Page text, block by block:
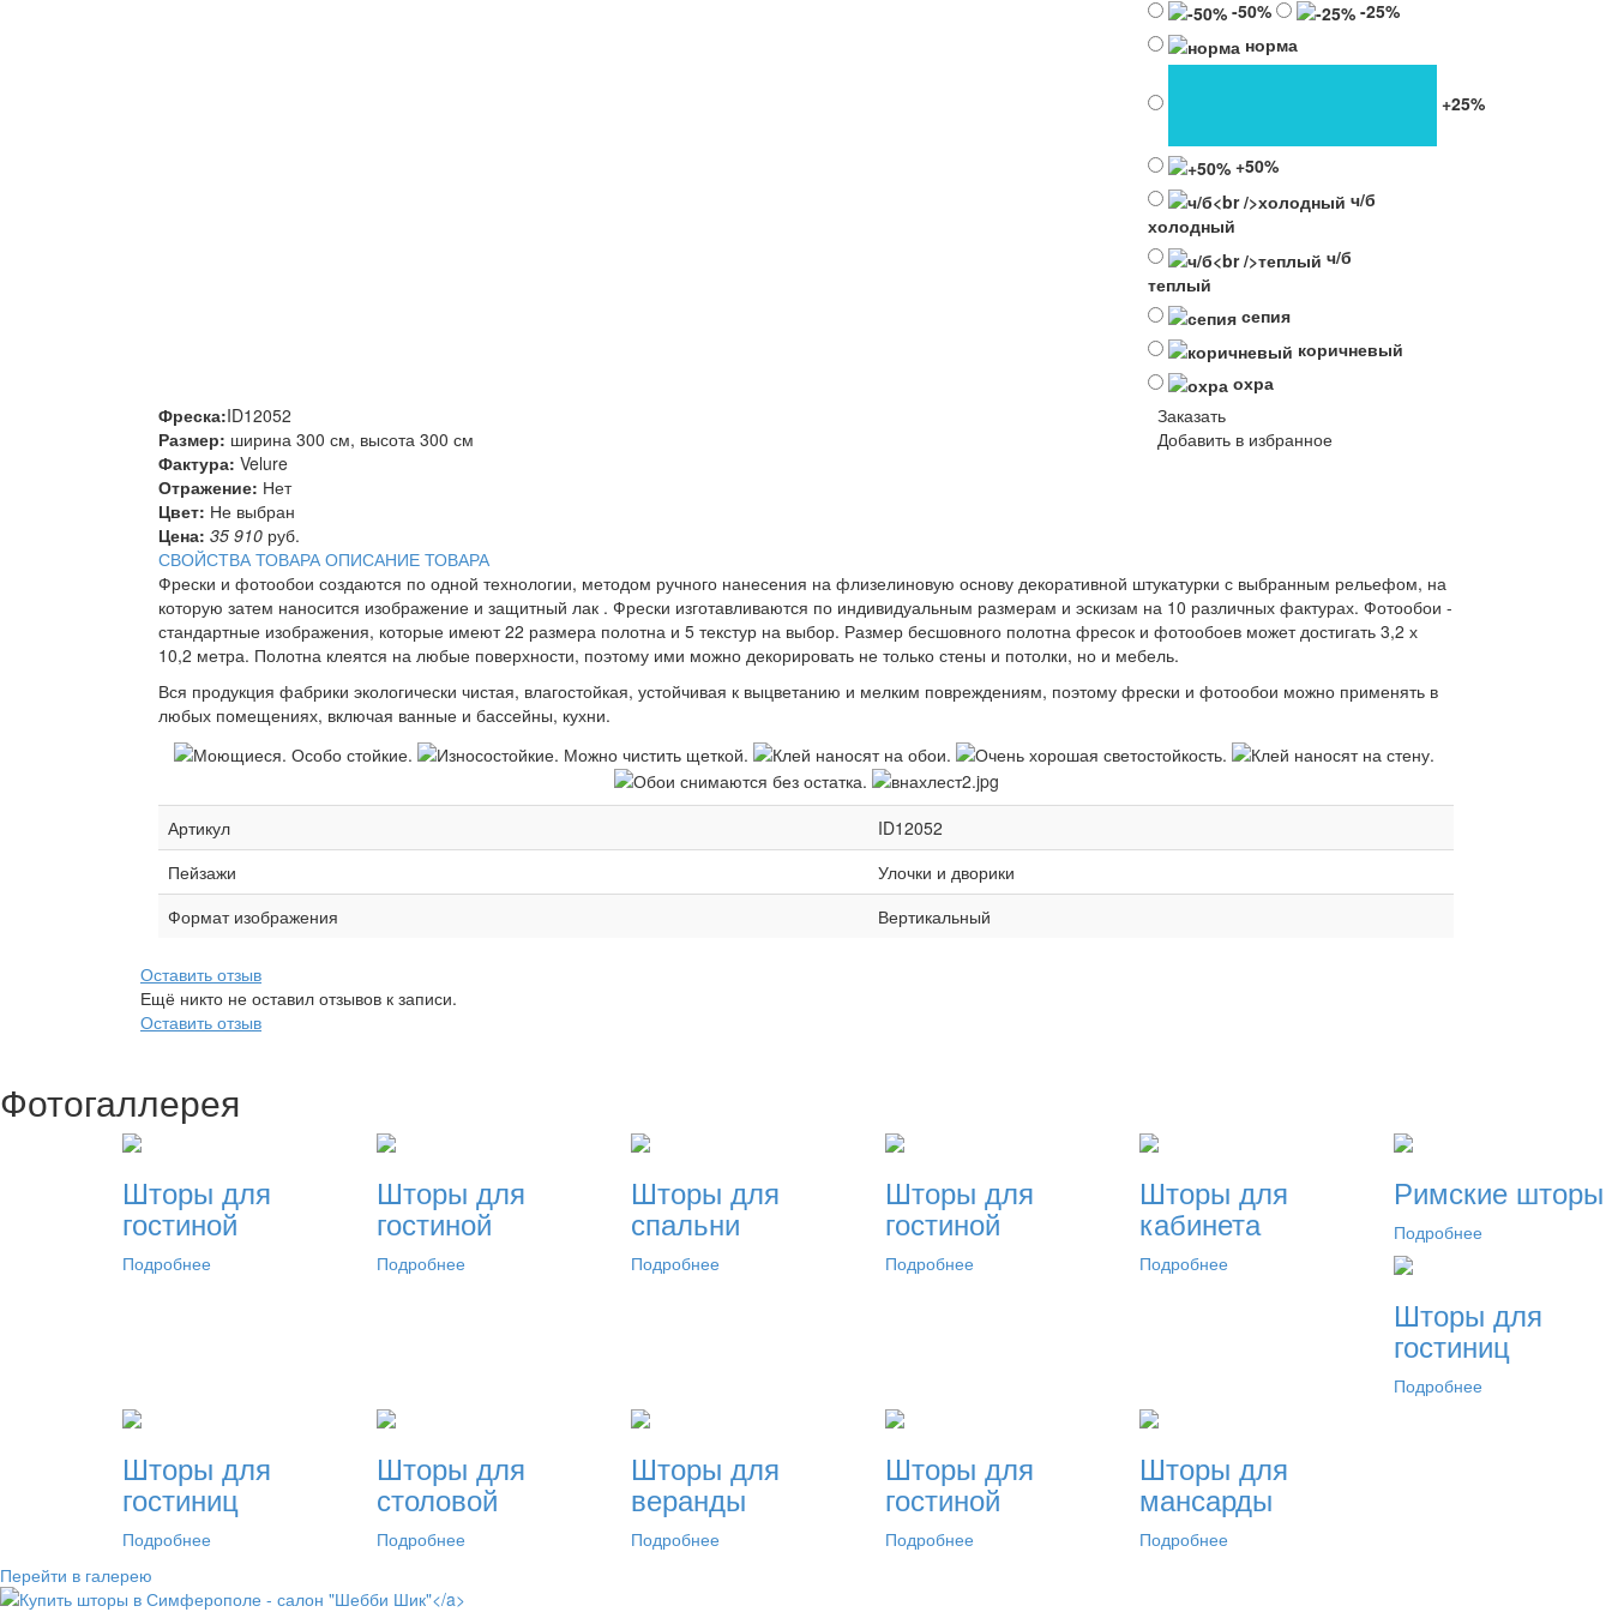
-50%
-25%
норма
+25%
+50%
ч/б
холодный
ч/б
теплый
сепия
коричневый
охра
Фреска:ID12052
Размер: ширина 300 см, высота 300 см
Фактура: Velure
Отражение: Нет
Цвет: Не выбран
Цена: 35 910 руб.
Заказать
Добавить в избранное
СВОЙСТВА ТОВАРА ОПИСАНИЕ ТОВАРА
Фрески и фотообои создаются по одной технологии, методом ручного нанесения на флизелиновую основу декоративной штукатурки с выбранным рельефом, на
которую затем наносится изображение и защитный лак . Фрески изготавливаются по индивидуальным размерам и эскизам на 10 различных фактурах. Фотообои -
стандартные изображения, которые имеют 22 размера полотна и 5 текстур на выбор. Размер бесшовного полотна фресок и фотообоев может достигать 3,2 х
10,2 метра. Полотна клеятся на любые поверхности, поэтому ими можно декорировать не только стены и потолки, но и мебель.
Вся продукция фабрики экологически чистая, влагостойкая, устойчивая к выцветанию и мелким повреждениям, поэтому фрески и фотообои можно применять в
любых помещениях, включая ванные и бассейны, кухни.
Артикул
ID12052
Пейзажи
Улочки и дворики
Формат изображения
Вертикальный
Оставить отзыв
Ещё никто не оставил отзывов к записи.
Оставить отзыв
Фотогаллерея
Шторы для
гостиной
Подробнее
Шторы для
гостиной
Подробнее
Шторы для
спальни
Подробнее
Шторы для
гостиной
Подробнее
Шторы для
кабинета
Подробнее
Римские шторы
Подробнее
Шторы для
гостиниц
Подробнее
Шторы для
гостиниц
Подробнее
Шторы для
столовой
Подробнее
Шторы для
веранды
Подробнее
Шторы для
гостиной
Подробнее
Шторы для
мансарды
Подробнее
Перейти в галерею